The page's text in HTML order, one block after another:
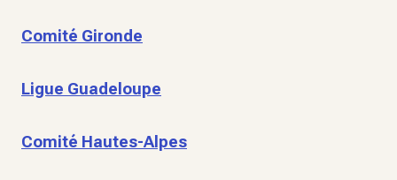
Comité Gironde
Ligue Guadeloupe
Comité Hautes-Alpes